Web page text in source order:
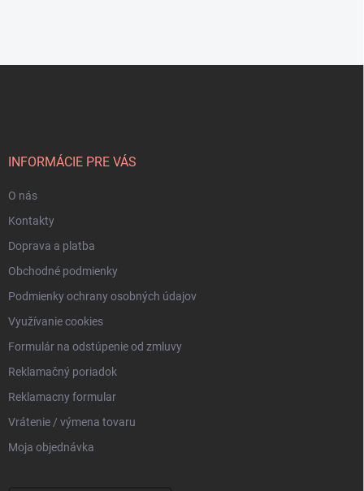
INFORMÁCIE PRE VÁS
O nás
Kontakty
Doprava a platba
Obchodné podmienky
Podmienky ochrany osobných údajov
Využívanie cookies
Formulár na odstúpenie od zmluvy
Reklamačný poriadok
Reklamacny formular
Vrátenie / výmena tovaru
Moja objednávka